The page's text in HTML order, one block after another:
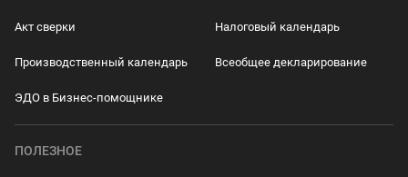
Акт сверки Налоговый календарь
Производственный календарь Всеобщее декларирование
ЭДО в Бизнес-помощнике
ПОЛЕЗНОЕ